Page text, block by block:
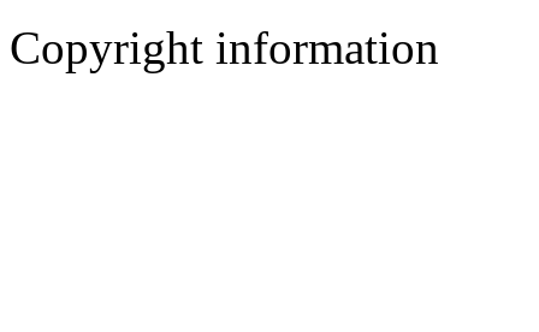
Copyright information